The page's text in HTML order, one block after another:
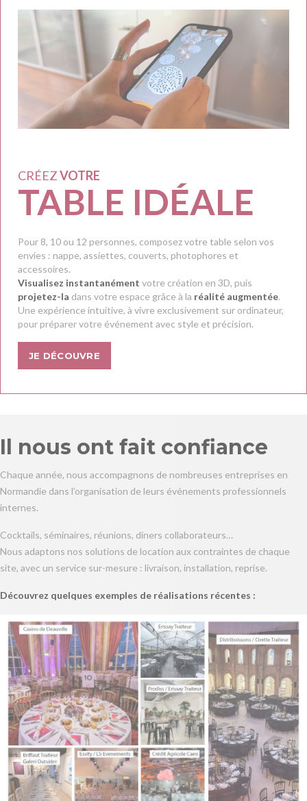
CRÉEZVOTRE
TABLE IDÉALE
Pour 8, 10 ou 12 personnes, composez votre table selon vos
envies : nappe, assiettes, couverts, photophores et
accessoires.
Visualisez instantanément votre création en 3D, puis
projetez-la dans votre espace grâce à la réalité augmentée.
Une expérience intuitive, à vivre exclusivement sur ordinateur,
pour préparer votre événement avec style et précision.
JE DÉCOUVRE
Il nous ont fait confiance
Chaque année, nous accompagnons de nombreuses entreprises en
Normandie dans l’organisation de leurs événements professionnels
internes.
Cocktails, séminaires, réunions, diners collaborateurs…
Nous adaptons nos solutions de location aux contraintes de chaque
site, avec un service sur-mesure : livraison, installation, reprise.
Découvrez quelques exemples de réalisations récentes :